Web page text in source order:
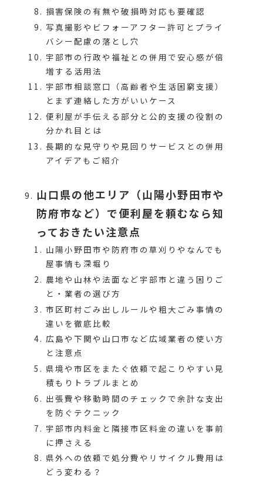
損害保険の有無や破損時対応も要確認
写真撮影やビフォーアフター許可とプライ
バシー配慮の落とし穴
宇部市の行政や福祉との併用で安心感が倍
増する活用法
宇部市相談窓口（高齢者や生活困窮支援）
とまず連絡した方がいいケース
便利屋が手伝える部分と公的支援の役割の
分かれ目とは
長期的な見守りや見回りサービスとの併用
アイデアもご紹介
山口県の他エリア（山陽小野田市や
防府市など）で便利屋を頼むなら知
っておきたい注意点
山陽小野田市や防府市の草刈りやなんでも
屋事情も深堀り
農地や山林や法面など宇部市と違う困りご
と・業者の選び方
市区町村ごみ出しルールや粗大ごみ事情の
違いを徹底比較
広島や下関や山口市など広域業者の使い方
と注意点
県境や市区をまたぐ依頼で起こりやすい見
積もりトラブルまとめ
出張費や移動時間のチェックで余計な支出
を防ぐテクニック
宇部市内料金と隣接市区料金の違いを事前
に押さえる
県外への依頼で処分費やリサイクル費用は
どう変わる？